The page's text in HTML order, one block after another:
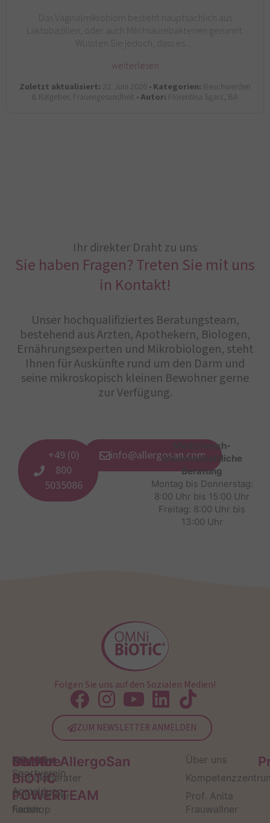
Das Vaginalmikrobiom besteht hauptsächlich aus
Laktobazillen, oder auch Milchsäurebakterien genannt.
Wussten Sie jedoch, dass es…
weiterlesen
Zuletzt aktualisiert: 22. Juni 2026 •Kategorien: Beschwerden
& Ratgeber, Frauengesundheit •Autor: Florentina Sgarz, BA
Ihr direkter Draht zu uns
Sie haben Fragen? Treten Sie mit uns
in Kontakt!
Unser hochqualifiziertes Beratungsteam,
bestehend aus Ärzten, Apothekern, Biologen,
Ernährungsexperten und Mikrobiologen, steht
Ihnen für Auskünfte rund um den Darm und
seine mikroskopisch kleinen Bewohner gerne
zur Verfügung.
+49 (0)
800
5035086
info@allergosan.com
Medizinisch-
wissenschaftliche
Beratung
Montag bis Donnerstag:
8:00 Uhr bis 15:00 Uhr
Freitag: 8:00 Uhr bis
13:00 Uhr
Folgen Sie uns auf den Sozialen Medien!
ZUM NEWSLETTER ANMELDEN
Service
Kontakt
Produktberater
Darmberater
finden
OMNi-
BiOTiC
POWERTEAM
Infos zum
Sportverein
Anmeldung
Fanshop
Institut AllergoSan
Über uns
Prof. Anita
Frauwallner